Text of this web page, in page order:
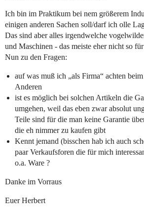
Ich bin im Praktikum bei nem größerem
einigen anderen Sachen soll/darf ich olle
Das sind aber alles irgendwelche
und Maschinen - das meiste eher nicht so
Nun zu den Fragen:
auf was muß ich „als Firma“ achten
Anderen
ist es möglich bei solchen Artikeln die
umgehen, weil das eben zwar absolut
Teile sind für die man keine Garantie
die eh nimmer zu kaufen gibt
Kennt jemand (bisschen hab ich auch
paar Verkaufsforen die für mich
o.a. Ware ?
Danke im Vorraus
Euer Herbert